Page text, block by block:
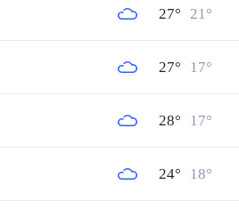
27° 21°
27° 17°
28° 17°
24° 18°